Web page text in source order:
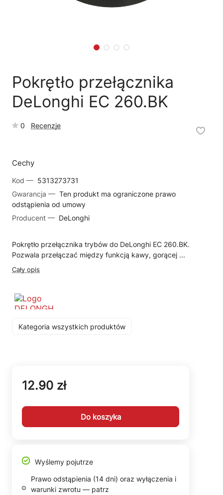
Pokrętło przełącznika
DeLonghi EC 260.BK
0 Recenzje
Cechy
Kod — 5313273731
Gwarancja — Ten produkt ma ograniczone prawo
odstąpienia od umowy
Producent — DeLonghi
Pokrętło przełącznika trybów do DeLonghi EC 260.BK.
Pozwala przełączać między funkcją kawy, gorącej ...
Cały opis
Kategoria wszystkich produktów
12.90 zł
Do koszyka
Wyślemy pojutrze
Prawo odstąpienia (14 dni) oraz wyłączenia i
warunki zwrotu — patrz